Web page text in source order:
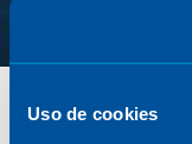
Uso de cookies
SENER TALENTO